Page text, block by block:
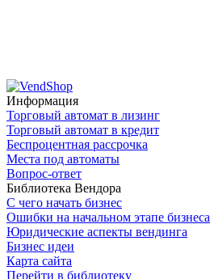
Информация
Торговый автомат в лизинг
Торговый автомат в кредит
Беспроцентная рассрочка
Места под автоматы
Вопрос-ответ
Библиотека Вендора
С чего начать бизнес
Ошибки на начальном этапе бизнеса
Юридические аспекты вендинга
Бизнес идеи
Карта сайта
Перейти в библиотеку